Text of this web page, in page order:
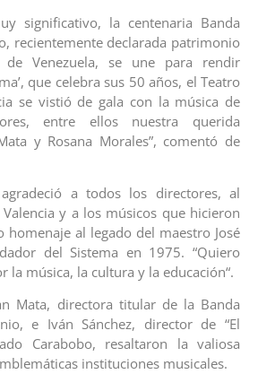
significativo, la centenaria Banda
recientemente declarada patrimonio
Venezuela, se une para rendir
que celebra sus 50 años, el Teatro
se vistió de gala con la música de
entre ellos nuestra querida
y Rosana Morales”, comentó de
a todos los directores, al
y a los músicos que hicieron
homenaje al legado del maestro José
del Sistema en 1975. “Quiero
la música, la cultura y la educación“.
Mata, directora titular de la Banda
e Iván Sánchez, director de “El
Carabobo, resaltaron la valiosa
instituciones musicales.